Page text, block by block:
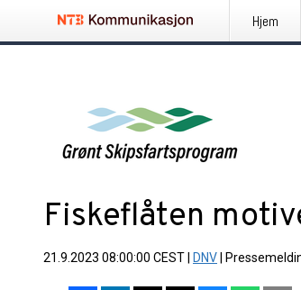
Hjem
Fiskeflåten
21.9.2023 08:00:00 CEST DNV